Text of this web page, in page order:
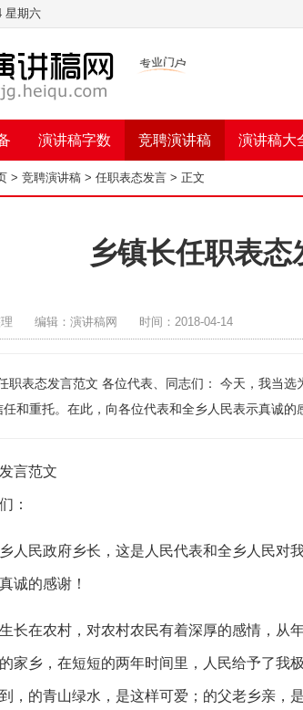
星期六
演讲稿字数 竞聘演讲稿 演讲稿大
> 竞聘演讲稿 > 任职表态发言 > 正文
乡镇长任职表态
编辑：演讲稿网 时间：2018-04-14
职表态发言范文 各位代表、同志们： 今天，我当
任和重托。在此，向各位代表和全乡人民表示真诚的
言范文
：
人民政府乡长，这是人民代表和全乡人民对
诚的感谢！
长在农村，对农村农民有着深厚的感情，从
家乡，在短短的两年时间里，人民给予了我
，的青山绿水，是这样可爱；的父老乡亲，